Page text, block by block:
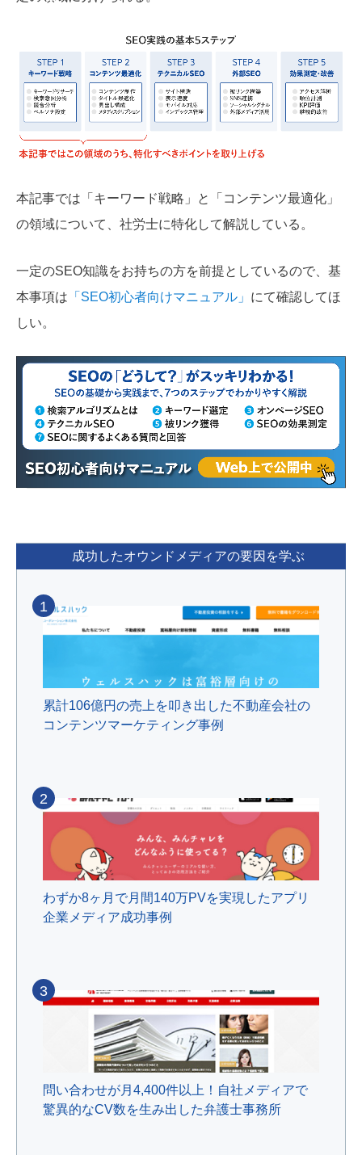
本記事では「キーワード戦略」と「コンテンツ最適化」
の領域について、社労士に特化して解説している。
一定のSEO知識をお持ちの方を前提としているので、 基
本事項は 「SEO初心者向けマニュアル」 にて確認してほ
しい。
成功したオウンドメディアの要因を学ぶ
累計106億円の売上を叩き出した不動産会社の
コンテンツマーケティング事例
1
わずか8ヶ月で月間140万PVを実現したアプリ
企業メディア成功事例
2
問い合わせが月4,400件以上！自社メディアで
驚異的なCV数を生み出した弁護士事務所
3